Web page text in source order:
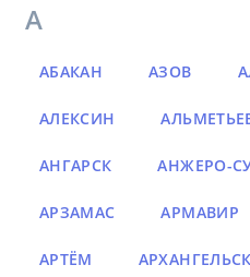
А
АБАКАН АЗОВ
АЛЕКСИН
АНГАРСК АНЖЕРО-
АРЗАМАС АРМАВИР
АРТЁМ АРХАНГЕЛЬСК